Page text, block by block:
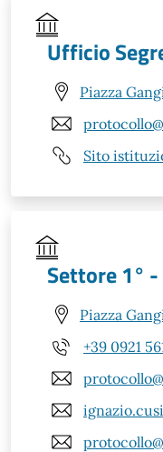
Ufficio
Piazza
Sito
Settore 1°
Piazza
+39 0921